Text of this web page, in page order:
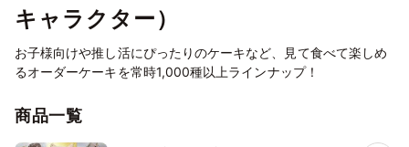
キャラクター）
お子様向けや推し活にぴったりのケーキなど、見て食べて楽しめ
るオーダーケーキを常時1,000種以上ラインナップ！
商品一覧